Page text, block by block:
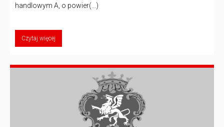
handlowym A, o powier(...)
Czytaj więcej